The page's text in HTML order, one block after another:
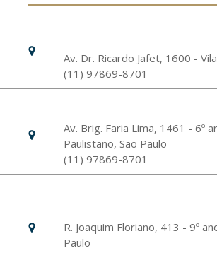
Av. Dr. Ricardo Jafet, 1600 -
(11) 97869-8701
Av. Brig. Faria Lima, 1461 - 6º
Paulistano, São Paulo
(11) 97869-8701
R. Joaquim Floriano, 413 - 9º
Paulo